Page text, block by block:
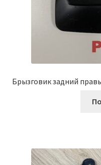
Брызговик задний